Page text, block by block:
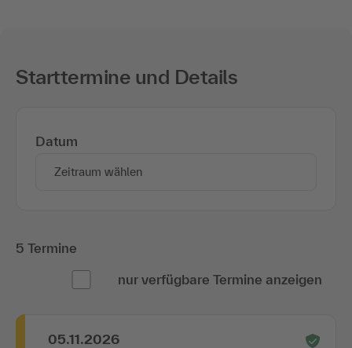
Starttermine und Details
Datum
Zeitraum wählen
5 Termine
nur verfügbare Termine anzeigen
05.11.2026